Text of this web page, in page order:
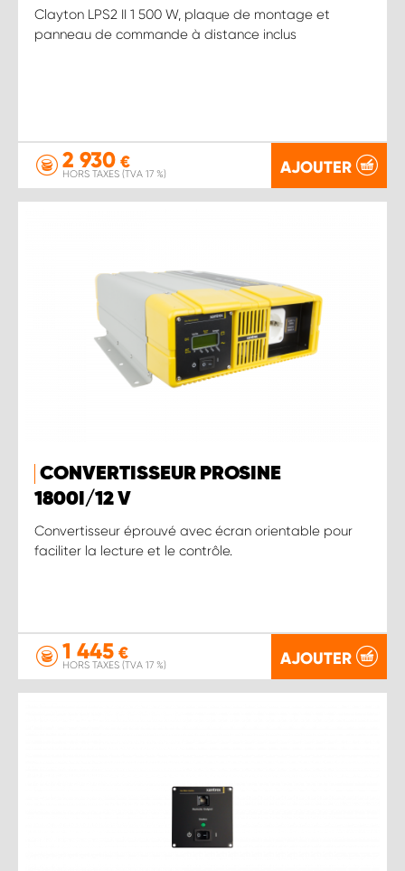
Clayton LPS2 II 1 500 W, plaque de montage et
panneau de commande à distance inclus
2 930 €
HORS TAXES (TVA 17 %) AJOUTER
CONVERTISSEUR PROSINE
1800 I/12 V
Convertisseur éprouvé avec écran orientable pour
faciliter la lecture et le contrôle.
1 445 €
HORS TAXES (TVA 17 %) AJOUTER